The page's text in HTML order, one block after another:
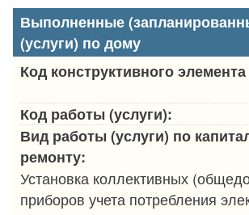
Выполненные
(услуги) по дому
Код конструктивного
Код работы (услуги):
Вид работы (услуги) по
ремонту:
Установка коллективных
приборов учета потребления